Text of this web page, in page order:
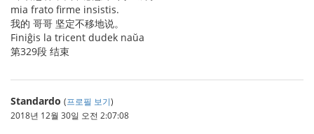
mia frato firme insistis.
我的 哥哥 坚定不移地说。
Finiĝis la tricent dudek naŭa
第329段 结束
Standardo (프로필 보기)
2018년 12월 30일 오전 2:07:08